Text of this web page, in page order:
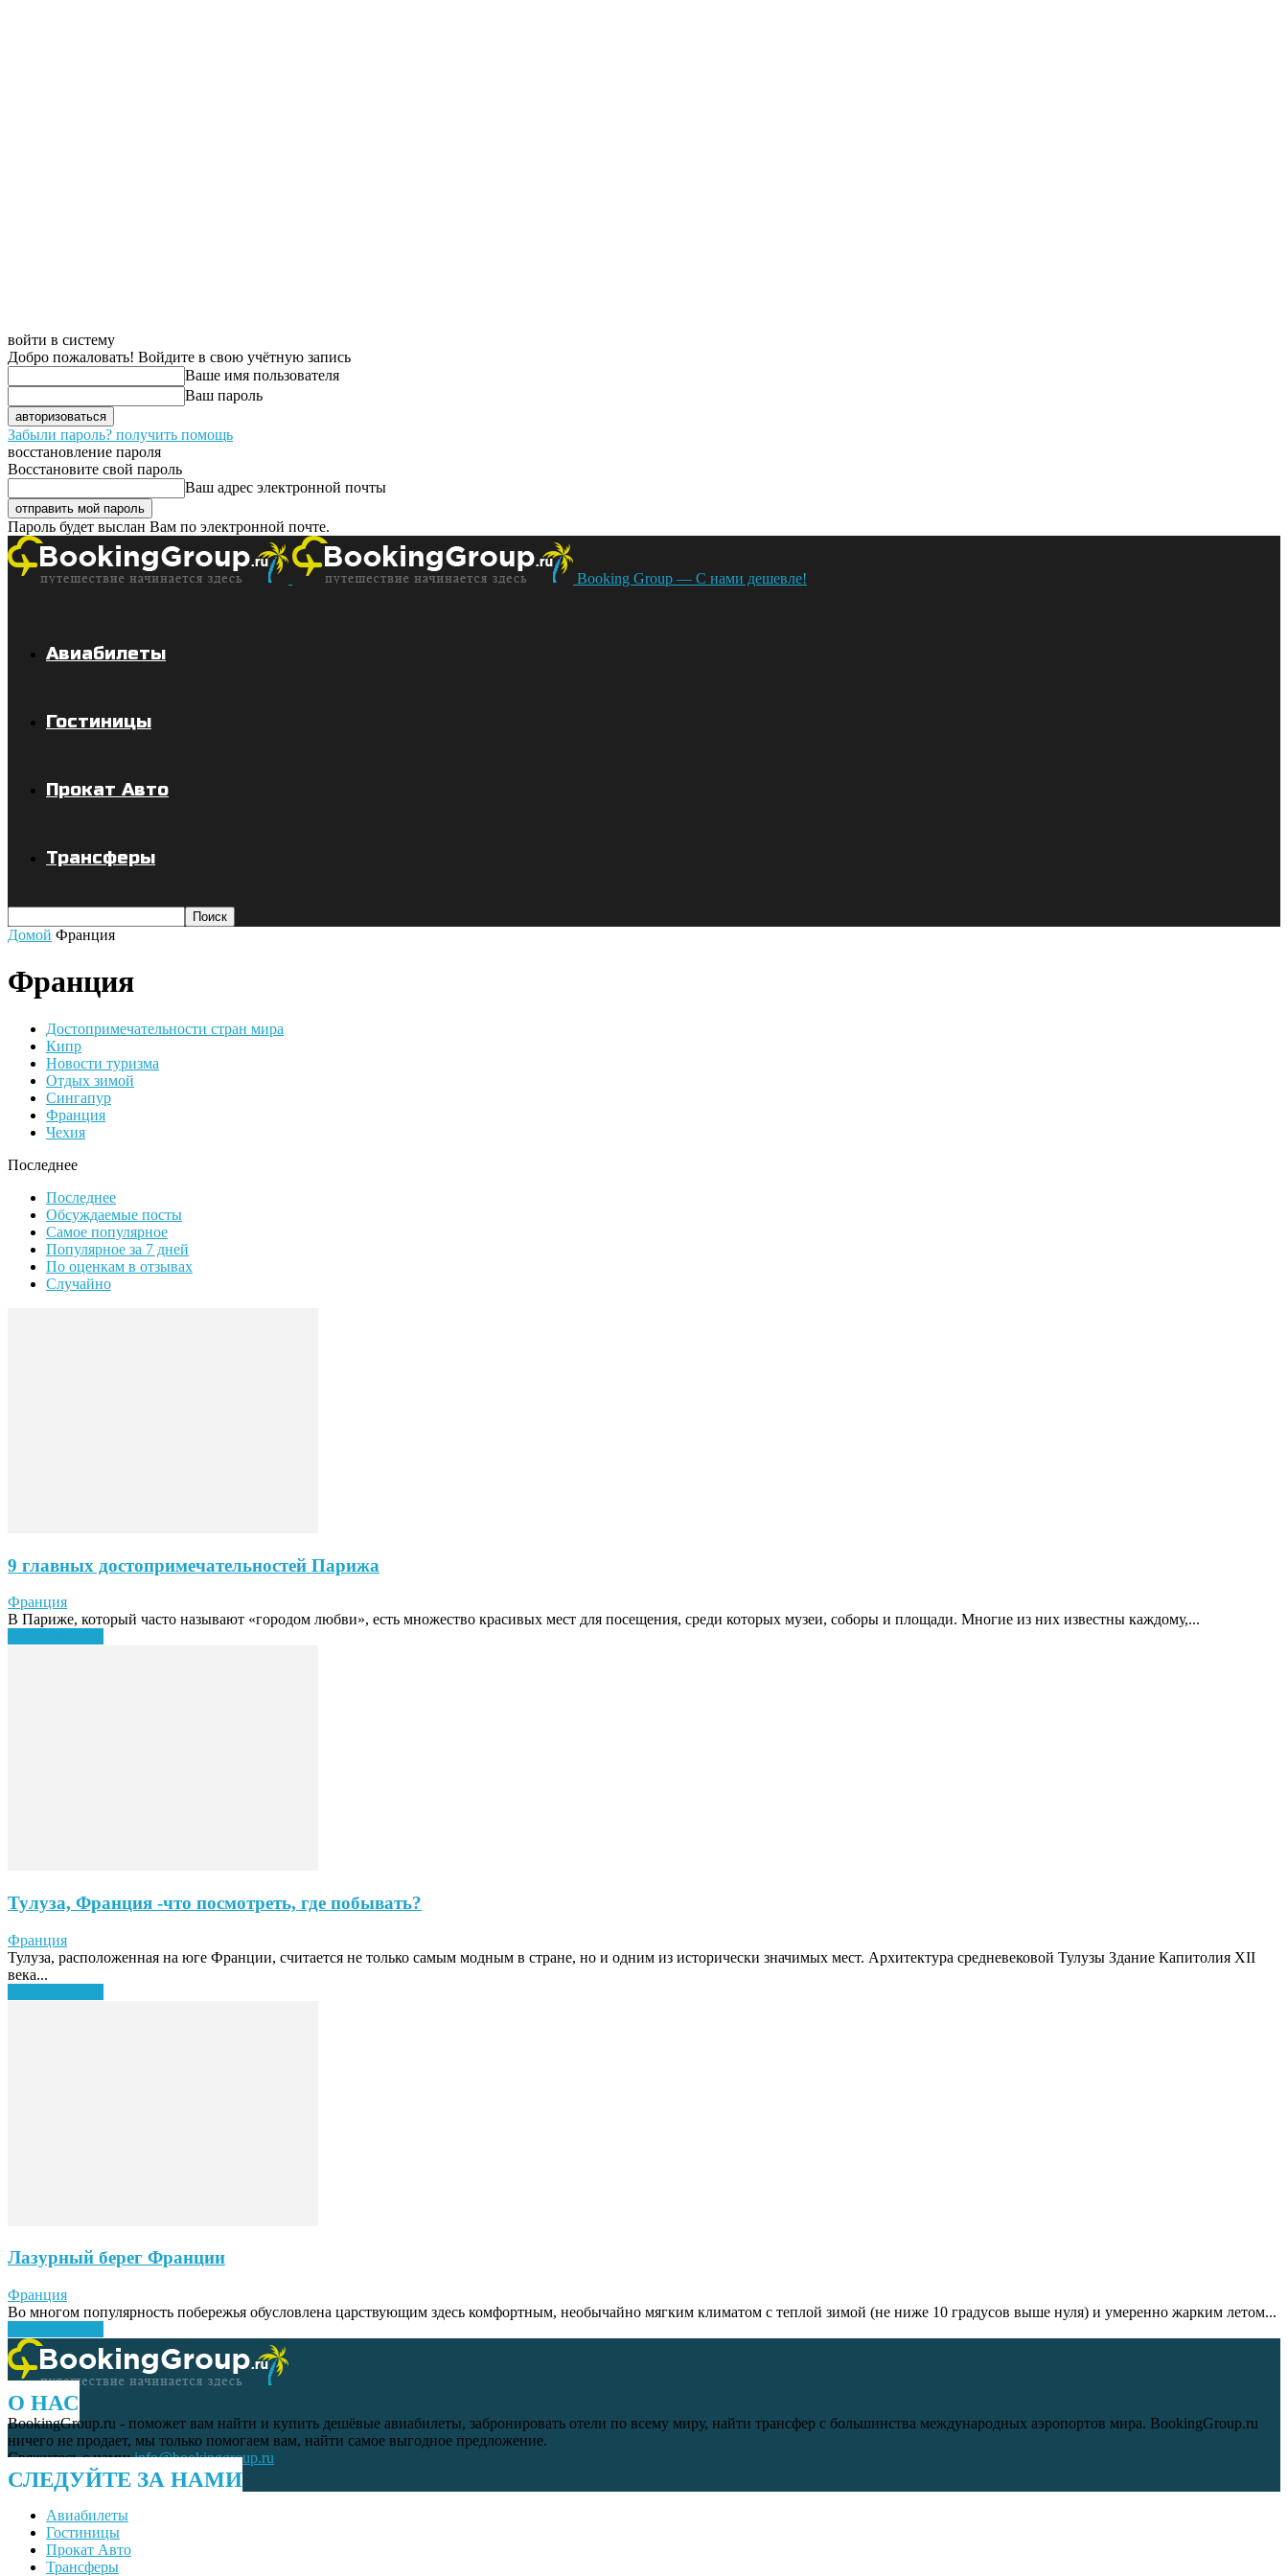
войти в систему
Добро пожаловать! Войдите в свою учётную запись
Ваше имя пользователя
Ваш пароль
Забыли пароль? получить помощь
восстановление пароля
Восстановите свой пароль
Ваш адрес электронной почты
Пароль будет выслан Вам по электронной почте.
Booking Group — С нами дешевле!
Авиабилеты
Гостиницы
Прокат Авто
Трансферы
Домой Франция
Франция
Достопримечательности стран мира
Кипр
Новости туризма
Отдых зимой
Сингапур
Франция
Чехия
Последнее
Последнее
Обсуждаемые посты
Самое популярное
Популярное за 7 дней
По оценкам в отзывах
Случайно
9 главных достопримечательностей Парижа
Франция
В Париже, который часто называют «городом любви», есть множество красивых мест для посещения, среди которых музеи, соборы и площади. Многие из них известны каждому,...
Тулуза, Франция -что посмотреть, где побывать?
Франция
Тулуза, расположенная на юге Франции, считается не только самым модным в стране, но и одним из исторически значимых мест. Архитектура средневековой Тулузы Здание Капитолия XII
века...
Лазурный берег Франции
Франция
Во многом популярность побережья обусловлена царствующим здесь комфортным, необычайно мягким климатом с теплой зимой (не ниже 10 градусов выше нуля) и умеренно жарким летом...
О НАС
BookingGroup.ru - поможет вам найти и купить дешёвые авиабилеты, забронировать отели по всему миру, найти трансфер с большинства международных аэропортов мира. BookingGroup.ru
ничего не продает, мы только помогаем вам, найти самое выгодное предложение.
Свяжитесь с нами:info@bookinggroup.ru
СЛЕДУЙТЕ ЗА НАМИ
Авиабилеты
Гостиницы
Прокат Авто
Трансферы